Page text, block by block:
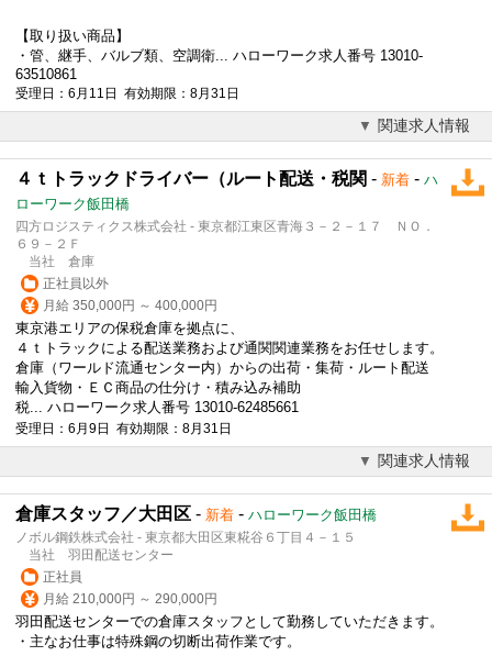
【取り扱い商品】
・管、継手、バルブ類、空調衛... ハローワーク求人番号 13010-
63510861
受理日：6月11日 有効期限：8月31日
関連求人情報
４ｔトラックドライバー（ルート配送・税関 - 新着 - ハ
ローワーク飯田橋
四方ロジスティクス株式会社 - 東京都江東区青海３－２－１７ ＮＯ．
６９－２Ｆ
当社 倉庫
正社員以外
月給 350,000円 ～ 400,000円
東京港エリアの保税倉庫を拠点に、
４ｔトラックによる配送業務および通関関連業務をお任せします。
倉庫（ワールド流通センター内）からの出荷・集荷・ルート配送
輸入貨物・ＥＣ商品の仕分け・積み込み補助
税... ハローワーク求人番号 13010-62485661
受理日：6月9日 有効期限：8月31日
関連求人情報
倉庫スタッフ／大田区 - 新着 - ハローワーク飯田橋
ノボル鋼鉄株式会社 - 東京都大田区東糀谷６丁目４－１５
当社 羽田配送センター
正社員
月給 210,000円 ～ 290,000円
羽田配送センターでの倉庫スタッフ として勤務していただきます。
・主なお仕事は特殊鋼の切断出荷作業です。